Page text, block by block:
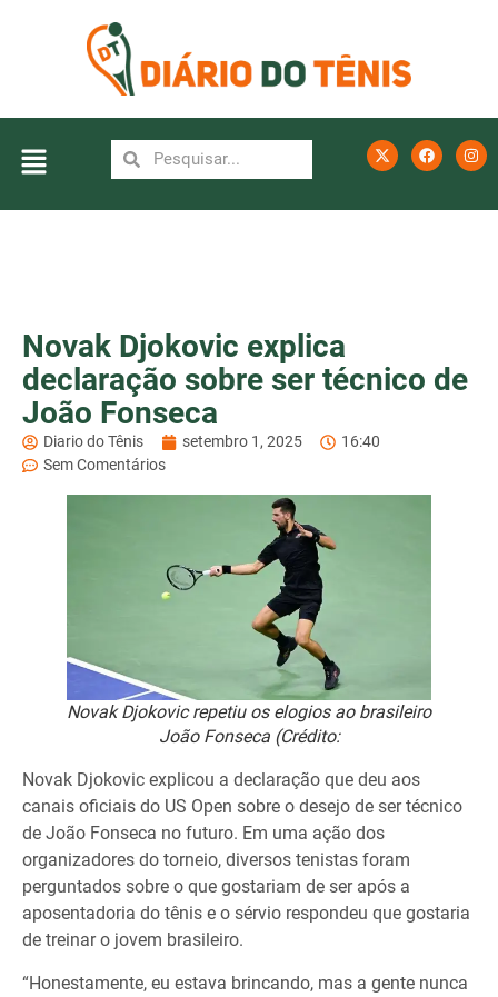
Novak Djokovic explica
declaração sobre ser técnico de
João Fonseca
Diario do Tênis setembro 1, 2025
16:40
Sem Comentários
Novak Djokovic repetiu os elogios ao brasileiro
João Fonseca (Crédito:
Novak Djokovic explicou a declaração que deu aos
canais oficiais do US Open sobre o desejo de ser técnico
de João Fonseca no futuro. Em uma ação dos
organizadores do torneio, diversos tenistas foram
perguntados sobre o que gostariam de ser após a
aposentadoria do tênis e o sérvio respondeu que gostaria
de treinar o jovem brasileiro.
“Honestamente, eu estava brincando, mas a gente nunca